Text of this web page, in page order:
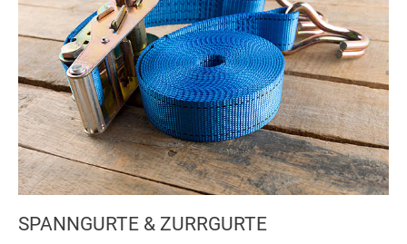
SPANNGURTE & ZURRGURTE